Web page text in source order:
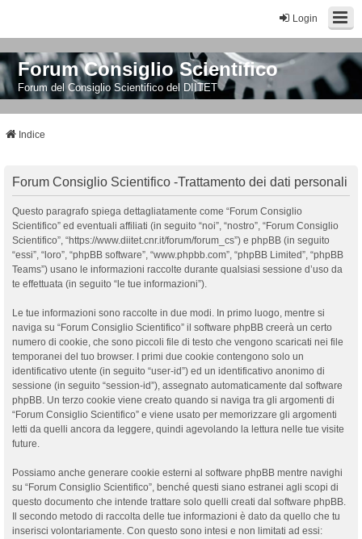
Login
Forum Consiglio Scientifico
Forum del Consiglio Scientifico del DIITET
Indice
Forum Consiglio Scientifico -Trattamento dei dati personali
Questo paragrafo spiega dettagliatamente come “Forum Consiglio
Scientifico” ed eventuali affiliati (in seguito “noi”, “nostro”, “Forum Consiglio
Scientifico”, “https://www.diitet.cnr.it/forum/forum_cs”) e phpBB (in seguito
“essi”, “loro”, “phpBB software”, “www.phpbb.com”, “phpBB Limited”, “phpBB
Teams”) usano le informazioni raccolte durante qualsiasi sessione d’uso da
te effettuata (in seguito “le tue informazioni”).
Le tue informazioni sono raccolte in due modi. In primo luogo, mentre si
naviga su “Forum Consiglio Scientifico” il software phpBB creerà un certo
numero di cookie, che sono piccoli file di testo che vengono scaricati nei file
temporanei del tuo browser. I primi due cookie contengono solo un
identificativo utente (in seguito “user-id”) ed un identificativo anonimo di
sessione (in seguito “session-id”), assegnato automaticamente dal software
phpBB. Un terzo cookie viene creato quando si naviga tra gli argomenti di
“Forum Consiglio Scientifico” e viene usato per memorizzare gli argomenti
letti da quelli ancora da leggere, quindi agevolando la lettura nelle tue visite
future.
Possiamo anche generare cookie esterni al software phpBB mentre navighi
su “Forum Consiglio Scientifico”, benché questi siano estranei agli scopi di
questo documento che intende trattare solo quelli creati dal software phpBB.
Il secondo metodo di raccolta delle tue informazioni è dato da quello che tu
inserisci volontariamente. Con questo sono intesi e non limitati ad essi: